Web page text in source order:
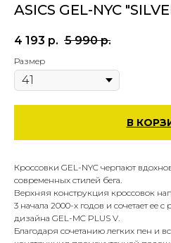
ASICS GEL-NYC
4 193 р. 5 990 р.
Размер
В
Кроссовки GEL-NYC черпают
современных стилей бега.
Верхняя конструкция кроссовок
3 начала 2000-х годов и сочетает
дизайна GEL-MC PLUS V.
Благодаря сочетанию легких пен и